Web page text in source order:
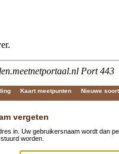
Kaart meetpunten Nieuwe
vergeten
in. Uw gebruikersnaam wordt dan
worden.